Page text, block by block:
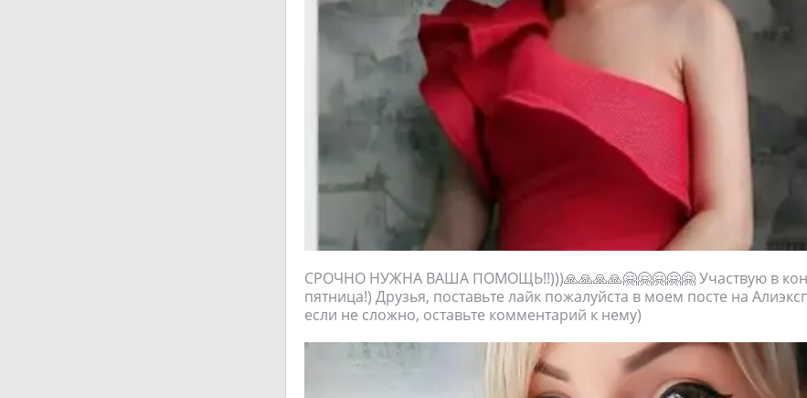
СРОЧНО НУЖНА ВАША ПОМОЩЬ!!)))🙏🙏🙏🙏🤗🤗🤗🤗🤗 Участвую в
пятница!) Друзья, поставьте лайк пожалуйста в моем посте на
если не сложно, оставьте комментарий к нему)